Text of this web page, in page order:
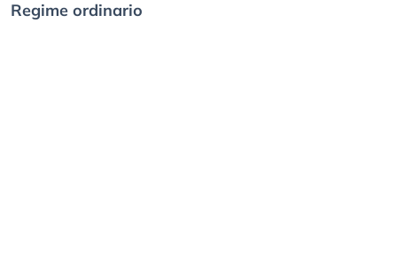
Regime ordinario